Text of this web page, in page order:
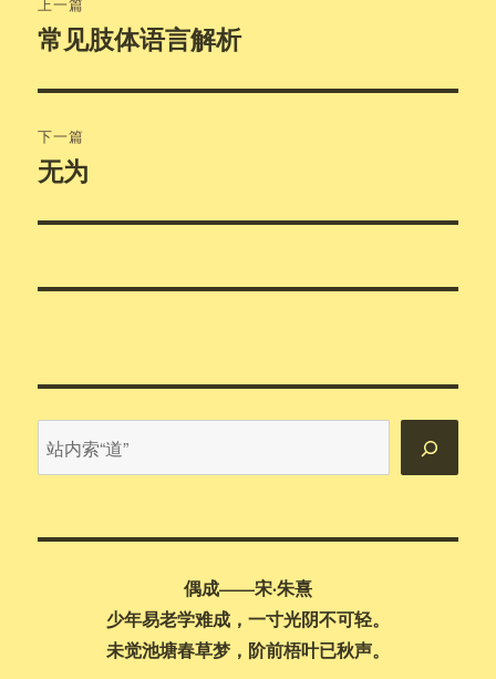
章
航
上
文
章：
常见肢体语言解析
下一篇
下
文
无为
内
偶成——宋·朱熹
少年易老学难成，一寸光阴不可轻。
未觉池塘春草梦，阶前梧叶已秋声。